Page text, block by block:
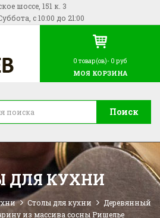
шоссе, 151 к. 3
с 10:00 до 21:00
Поиск
0 товар(ов)- 0 руб
МОЯ КОРЗИНА
ДЛЯ КУХНИ
Столы для кухни
Деревянный
из массива сосны Ришелье